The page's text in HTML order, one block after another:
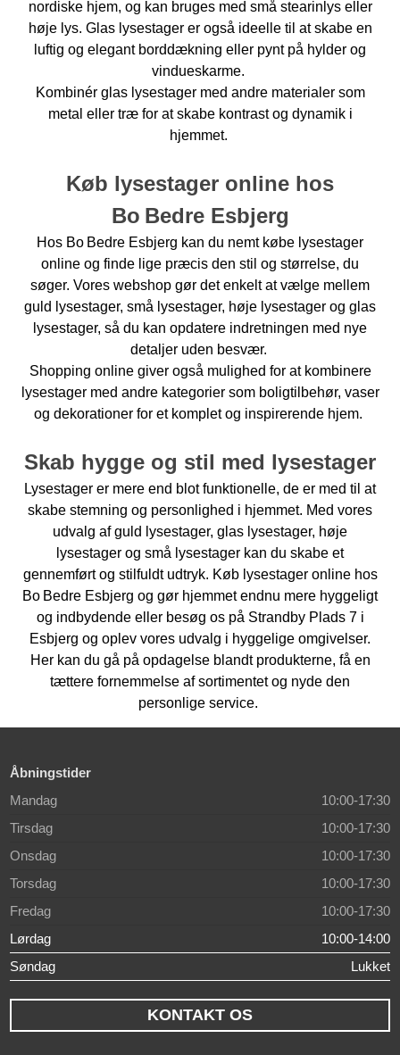
nordiske hjem, og kan bruges med små stearinlys eller
høje lys. Glas lysestager er også ideelle til at skabe en
luftig og elegant borddækning eller pynt på hylder og
vindueskarme.
Kombinér glas lysestager med andre materialer som
metal eller træ for at skabe kontrast og dynamik i
hjemmet.
Køb lysestager online hos
Bo Bedre Esbjerg
Hos Bo Bedre Esbjerg kan du nemt købe lysestager
online og finde lige præcis den stil og størrelse, du
søger. Vores webshop gør det enkelt at vælge mellem
guld lysestager, små lysestager, høje lysestager og glas
lysestager, så du kan opdatere indretningen med nye
detaljer uden besvær.
Shopping online giver også mulighed for at kombinere
lysestager med andre kategorier som boligtilbehør, vaser
og dekorationer for et komplet og inspirerende hjem.
Skab hygge og stil med lysestager
Lysestager er mere end blot funktionelle, de er med til at
skabe stemning og personlighed i hjemmet. Med vores
udvalg af guld lysestager, glas lysestager, høje
lysestager og små lysestager kan du skabe et
gennemført og stilfuldt udtryk. Køb lysestager online hos
Bo Bedre Esbjerg og gør hjemmet endnu mere hyggeligt
og indbydendeeller besøg os på Strandby Plads 7 i
Esbjerg og oplev vores udvalg i hyggelige omgivelser.
Her kan du gå på opdagelse blandt produkterne, få en
tættere fornemmelse af sortimentet og nyde den
personlige service.
Åbningstider
Mandag
10:00-17:30
Tirsdag
10:00-17:30
Onsdag
10:00-17:30
Torsdag
10:00-17:30
Fredag
10:00-17:30
Lørdag
10:00-14:00
Søndag
Lukket
KONTAKT OS